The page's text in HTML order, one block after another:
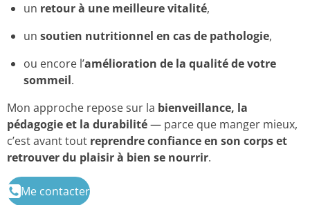
un retour à une meilleure vitalité,
un soutien nutritionnel en cas de pathologie,
ou encore l’amélioration de la qualité de votre
sommeil.
Mon approche repose sur la bienveillance, la
pédagogie et la durabilité— parce que manger mieux,
c’est avant tout reprendre confiance en son corps et
retrouver du plaisir à bien se nourrir.
Me contacter